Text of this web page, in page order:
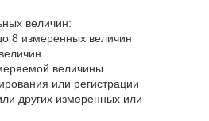
величин:
8 измеренных величин
величины.
или регистрации
других измеренных или